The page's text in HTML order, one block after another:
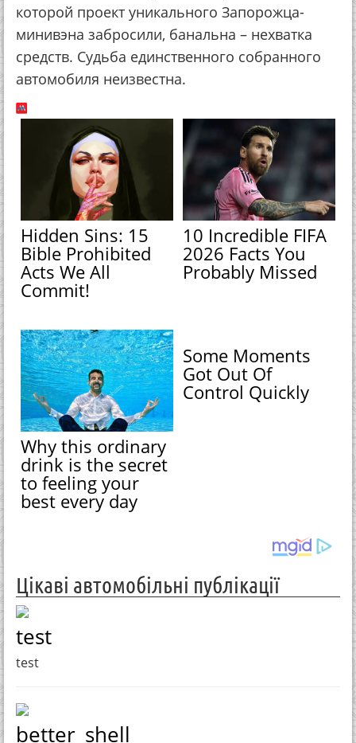
которой проект уникального Запорожца-
минивэна забросили, банальна – нехватка
средств. Судьба единственного собранного
автомобиля неизвестна.
Hidden Sins: 15
Bible Prohibited
Acts We All
Commit!
10 Incredible FIFA
2026 Facts You
Probably Missed
Why this ordinary
drink is the secret
to feeling your
best every day
Some Moments
Got Out Of
Control Quickly
Цікаві автомобільні публікації
test
test
better_shell